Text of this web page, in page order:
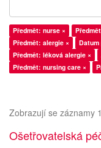
Předmět: nurse ×
Předmět: alergie ×
Datum
Předmět: léková alergie ×
Předmět: nursing care ×
Zobrazují se záznamy
Ošetřovatelská